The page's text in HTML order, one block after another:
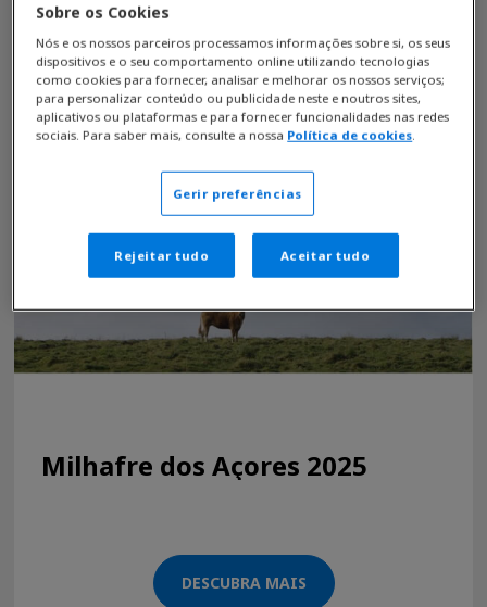
Milhafre dos Açores 2025
DESCUBRA MAIS
Sobre os Cookies
Nós e os nossos parceiros processamos informações sobre si, os seus
dispositivos e o seu comportamento online utilizando tecnologias
como cookies para fornecer, analisar e melhorar os nossos serviços;
para personalizar conteúdo ou publicidade neste e noutros sites,
aplicativos ou plataformas e para fornecer funcionalidades nas redes
sociais. Para saber mais, consulte a nossa Política de cookies.
Gerir preferências
Rejeitar tudo Aceitar tudo